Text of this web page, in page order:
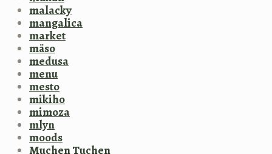
malacky
mangalica
market
mäso
medusa
menu
mesto
mikiho
mimoza
mlyn
moods
Muchen Tuchen